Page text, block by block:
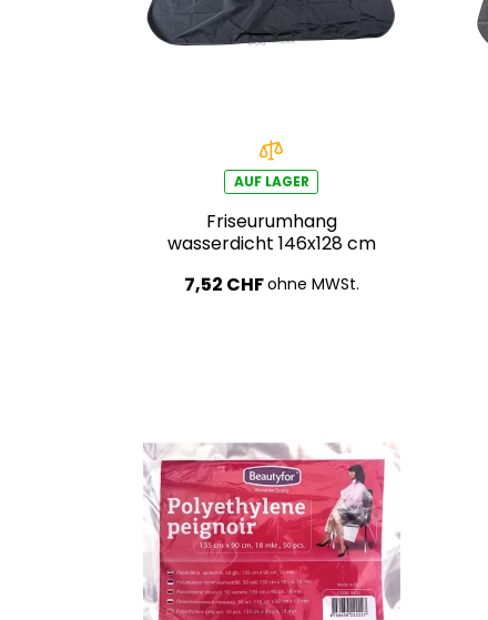
AUF LAGER
Friseurumhang
wasserdicht 146x128 cm
7,52 CHFohne MWSt.